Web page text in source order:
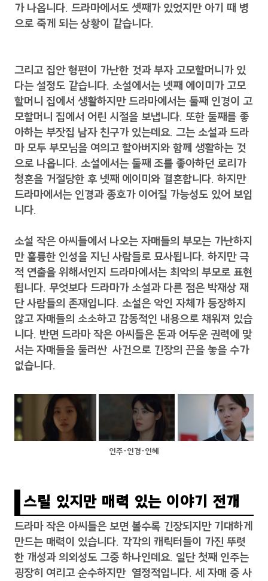
가 나옵니다. 드라마에서도 셋째가 있었지만 아기 때 병
으로 죽게 되는 상황이 같습니다.
그리고 집안 형편이 가난한 것과 부자 고모할머니가 있
다는 설정도 같습니다. 소설에서는 넷째 에이미가 고모
할머니 집에서 생활하지만 드라마에서는 둘째 인경이 고
모할머니 집에서 어린 시절을 보냅니다. 또한 둘째를 좋
아하는 부잣집 남자 친구가 있는데요. 그는 소설과 드라
마 모두 부모님을 여의고 할아버지와 함께 생활하는 것
으로 나옵니다. 소설에서는 둘째 조를 좋아하던 로리가
청혼을 거절당한 후 넷째 에이미와 결혼합니다. 하지만
드라마에서는 인경과 종호가 이어질 가능성도 있어 보입
니다.
소설 작은 아씨들에서 나오는 자매들의 부모는 가난하지
만 훌륭한 인성을 지닌 사람들로 묘사됩니다. 하지만 극
적 연출을 위해서인지 드라마에서는 최악의 부모로 표현
됩니다. 무엇보다 드라마가 소설과 다른 점은 박재상 재
단 사람들의 존재입니다. 소설은 악인 자체가 등장하지
않고 자매들의 소소하고 감동적인 내용으로 채워져 있습
니다. 반면 드라마 작은 아씨들은 돈과 어두운 권력에 맞
서는 자매들을 둘러싼 사건으로 긴장의 끈을 놓을 수가
없습니다.
인주-인경-인혜
스릴 있지만 매력 있는 이야기 전개
드라마 작은 아씨들은 보면 볼수록 긴장되지만 기대하게
만드는 매력이 있습니다. 각각의 캐릭터들이 가진 뚜렷
한 개성과 의외성도 그중 하나인데요. 일단 첫째 인주는
굉장히 여리고 순수하지만 열정적입니다. 세 자매 중 사